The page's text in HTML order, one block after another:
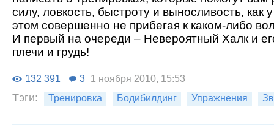
силу, ловкость, быстроту и выносливость, как
этом совершенно не прибегая к каком-либо
И первый на очереди – Невероятный Халк и
плечи и грудь!
132 391 3 1 ноября 2010, 15:53
Тэги: Тренировка Бодибилдинг Упражнения